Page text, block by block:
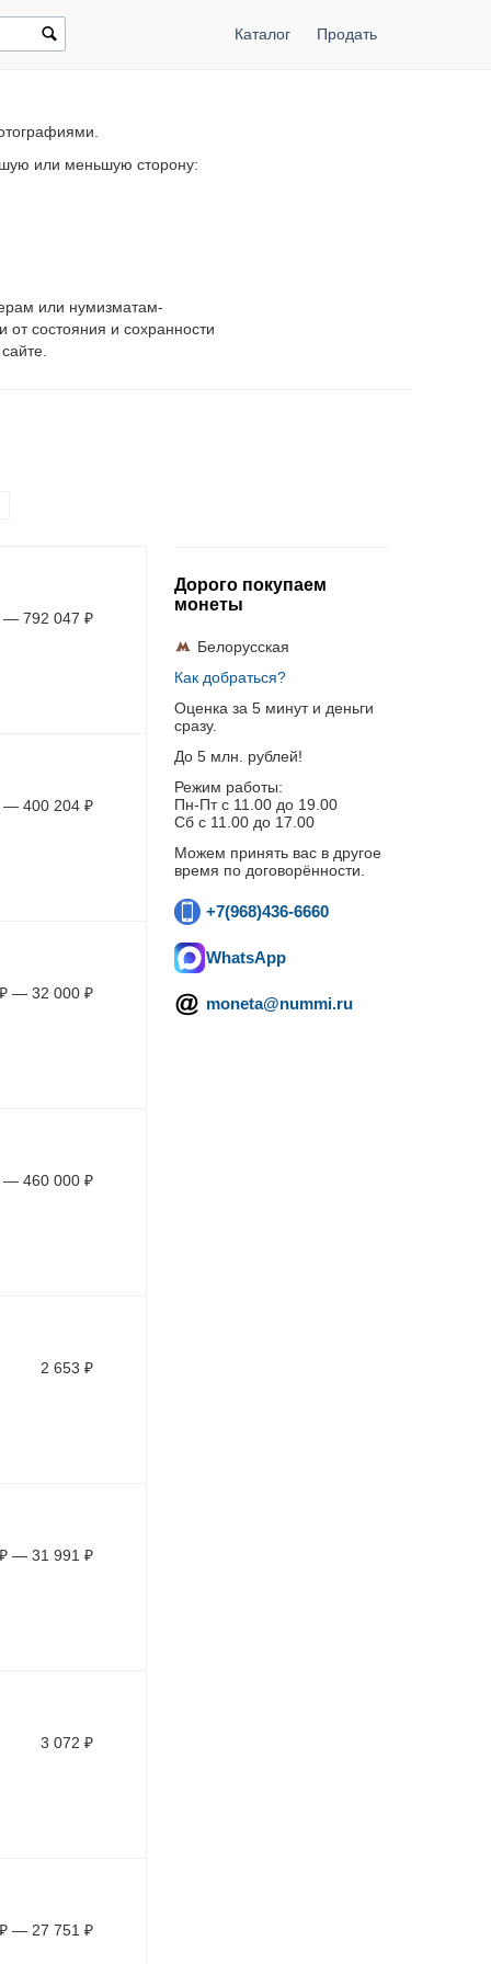
Каталог Продать
или меньшую сторону:
или нумизматам-
состояния и сохранности
— 792 047 ₽
— 400 204 ₽
₽ — 32 000 ₽
— 460 000 ₽
2 653 ₽
₽ — 31 991 ₽
3 072 ₽
₽ — 27 751 ₽
Дорого покупаем
монеты
Белорусская
Как добраться?
Оценка за 5 минут и деньги
сразу.
До 5 млн. рублей!
Режим работы:
Пн-Пт c 11.00 до 19.00
Сб с 11.00 до 17.00
Можем принять вас в другое
время по договорённости.
+7(968)436-6660
WhatsApp
moneta@nummi.ru